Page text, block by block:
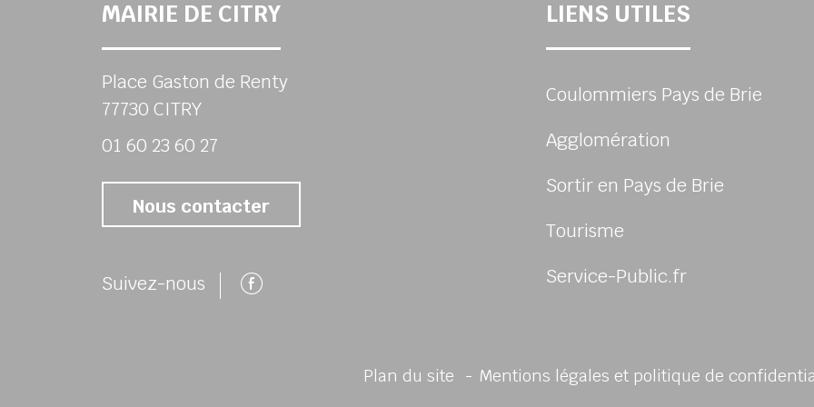
MAIRIE DE CITRY
Place Gaston de Renty
77730 CITRY
01 60 23 60 27
Nous contacter
Suivez-nous
LIENS UTILES
Coulommiers Pays de Brie
Agglomération
Sortir en Pays de Brie
Tourisme
Service-Public.fr
Plan du site Mentions légales et politique de